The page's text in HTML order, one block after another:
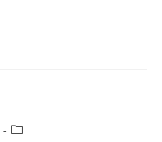
Berichtcategorie: